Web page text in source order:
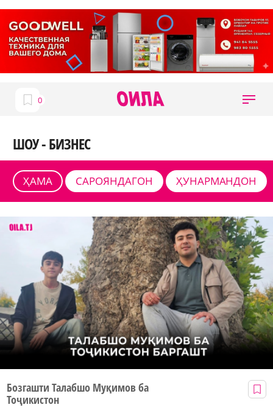
ШОУ - БИЗНЕС
ҲАМА САРОЯНДАГОН ҲУНАРМАНДОН
Бозгашти Талабшо Муқимов ба
Тоҷикистон